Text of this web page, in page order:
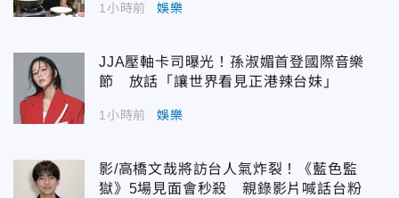
1小時前 娛樂
JJA壓軸卡司曝光！孫淑媚首登國際音樂
節 放話「讓世界看見正港辣台妹」
1小時前 娛樂
影/高橋文哉將訪台人氣炸裂！《藍色監
獄》5場見面會秒殺 親錄影片喊話台粉